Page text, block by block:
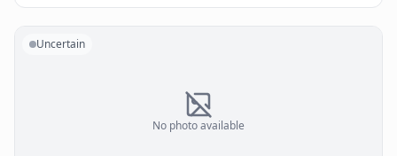
No photo available
Uncertain